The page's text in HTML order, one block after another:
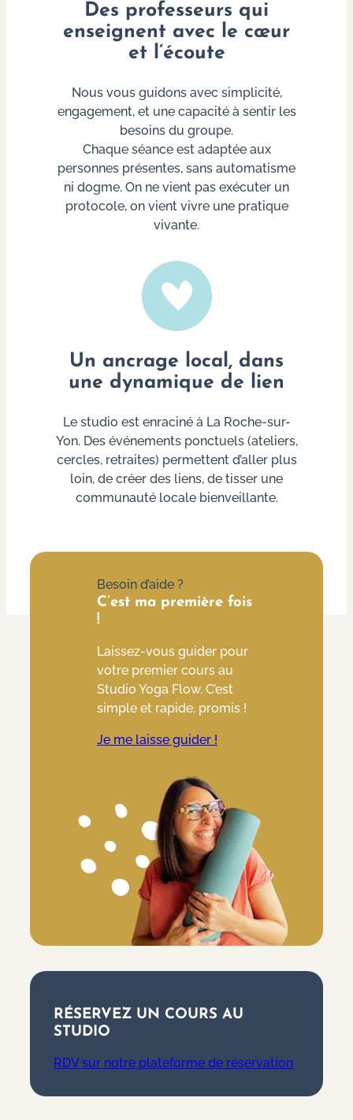
Des professeurs qui
enseignent avec le cœur
et l’écoute
Nous vous guidons avec simplicité,
engagement, et une capacité à sentir les
besoins du groupe.
Chaque séance est adaptée aux
personnes présentes, sans automatisme
ni dogme. On ne vient pas exécuter un
protocole, on vient vivre une pratique
vivante.
Un ancrage local, dans
une dynamique de lien
Le studio est enraciné à La Roche-sur-
Yon. Des événements ponctuels (ateliers,
cercles, retraites) permettent d’aller plus
loin, de créer des liens, de tisser une
communauté locale bienveillante.
Besoin d’aide ?
C’est ma première fois
!
Laissez-vous guider pour
votre premier cours au
Studio Yoga Flow. C’est
simple et rapide, promis !
Je me laisse guider !
RÉSERVEZ UN COURS AU
STUDIO
RDV sur notre plateforme de réservation